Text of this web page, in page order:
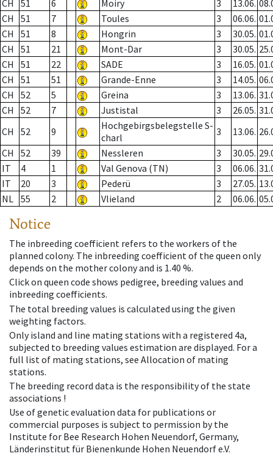
CH 51 6 Moiry 3 13.06.
CH
51 7 Toules 3 06.06.
CH
51 8 Hongrin 3 30.05.
CH
51 21 Mont-Dar 3 30.05.
CH
51 22 SADE 3 16.05.
CH
51 51 Grande-Enne 3 14.05.
CH
52 5 Greina 3 13.06.
CH
52 7 Justistal 3 26.05.
CH
52 9
Hochgebirgsbelegstelle S-
charl
3 13.06.
CH
52 39 Nessleren 3 30.05.
IT
4 1 Val Genova (TN) 3 06.06.
IT
20 3 Pederü 3 27.05.
NL 55 2 Vlieland 2 06.06.
Notice
The inbreeding coefficient refers to the workers of the
planned colony. The inbreeding coefficient of the queen only
depends on the mother colony and is 1.40 %.
Click on queen code shows pedigree, breeding values and
inbreeding coefficients.
The total breeding values is calculated using the given
weighting factors.
Only island and line mating stations with a registered 4a,
subjected to breeding values estimation are displayed. For a
full list of mating stations, see Allocation of mating
stations.
The breeding record data is the responsibility of the state
associations !
Use of genetic evaluation data for publications or
commercial purposes is subject to permission by the
Institute for Bee Research Hohen Neuendorf, Germany,
Länderinstitut für Bienenkunde Hohen Neuendorf e.V.